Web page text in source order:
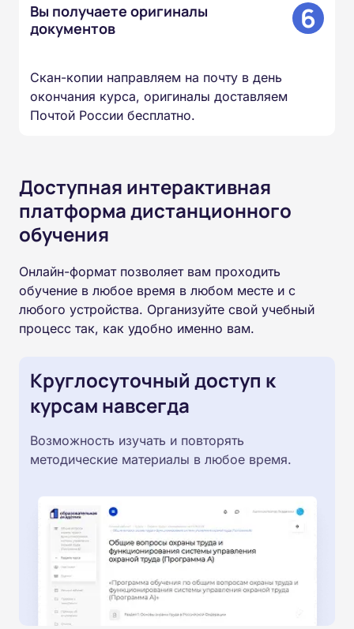
Вы получаете оригиналы
документов
6
Скан-копии направляем на почту в день
окончания курса, оригиналы доставляем
Почтой России бесплатно.
Доступная интерактивная
платформа дистанционного
обучения
Онлайн-формат позволяет вам проходить
обучение в любое время в любом месте и с
любого устройства. Организуйте свой учебный
процесс так, как удобно именно вам.
Круглосуточный доступ к
курсам навсегда
Возможность изучать и повторять
методические материалы в любое время.